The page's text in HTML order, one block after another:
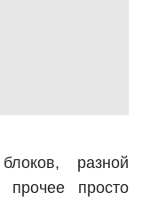
разной
просто